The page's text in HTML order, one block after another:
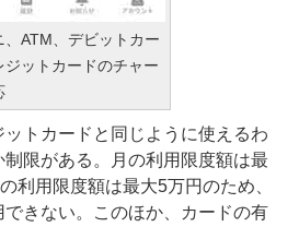
、ATM、デビットカー
ジットカードのチャー
トカードと同じように使えるわ
限がある。月の利用限度額は最
利用限度額は最大5万円のため、
きない。このほか、カードの有